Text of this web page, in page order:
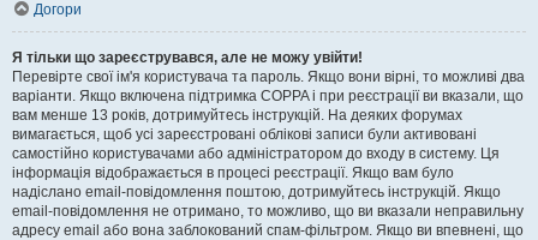
Догори
Я тільки що зареєструвався, але не можу увійти!
Перевірте свої ім'я користувача та пароль. Якщо вони вірні, то можливі два
варіанти. Якщо включена підтримка COPPA і при реєстрації ви вказали, що
вам менше 13 років, дотримуйтесь інструкцій. На деяких форумах
вимагається, щоб усі зареєстровані облікові записи були активовані
самостійно користувачами або адміністратором до входу в систему. Ця
інформація відображається в процесі реєстрації. Якщо вам було
надіслано email-повідомлення поштою, дотримуйтесь інструкцій. Якщо
email-повідомлення не отримано, то можливо, що ви вказали неправильну
адресу email або вона заблокований спам-фільтром. Якщо ви впевнені, що